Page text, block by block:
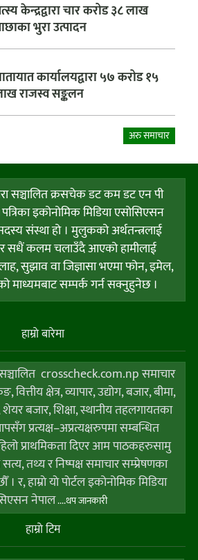
केन्द्रद्वारा चार करोड ३८ लाख
भुरा उत्पादन
कार्यालयद्वारा ५७ करोड १५
राजस्व सङ्कलन
अरु समाचार
सञ्चालित क्रसचेक डट कम डट एन पी
इकोनोमिक मिडिया एसोसिएसन
संस्था हो । मुलुकको अर्थतन्त्रलाई
सधैं कलम चलाउँदै आएको हामीलाई
सुझाव वा जिज्ञासा भएमा फोन, इमेल,
माध्यमबाट सम्पर्क गर्न सक्नुहुनेछ ।
हाम्राे बारेमा
crosscheck.com.np समाचार
क्षेत्र, व्यापार, उद्योग, बजार, बीमा,
शेयर बजार, शिक्षा, स्थानीय तहलगायतका
प्रत्यक्ष–अप्रत्यक्षरुपमा सम्बन्धित
प्राथमिकता दिएर आम पाठकहरुसामु
तथ्य र निष्पक्ष समाचार सम्प्रेषणका
। र, हाम्राे याे पाेर्टल इकोनोमिक मिडिया
नेपाल....थप जानकारी
हाम्राे टिम